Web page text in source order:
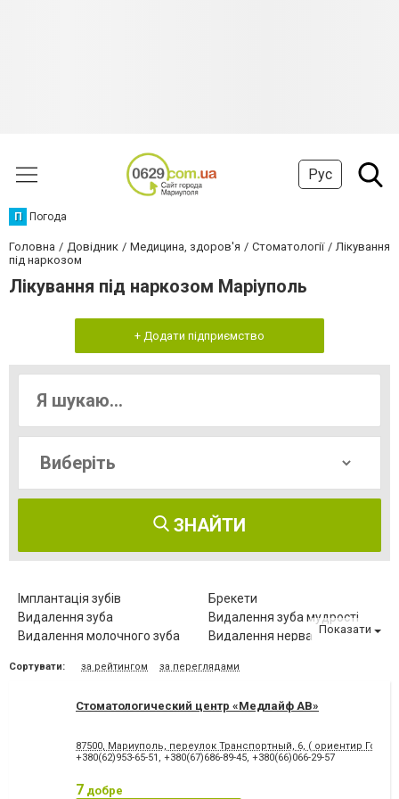
Рус
П Погода
Головна Довідник Медицина, здоров'я Стоматології
Лікування
під наркозом
Лікування під наркозом Маріуполь
+ Додати підприємство
ЗНАЙТИ
Імплантація зубів
Брекети
Видалення зуба
Видалення зуба мудрості
Видалення молочного зуба
Видалення нерва
Відбілювання зубів
Вініри
Діагностика зубів
Елайнери
Зубні протези
Клиновидний дефект зубів
Комп'ютерна томографія
Коронка безметалова
Показати
Сортувати: за рейтингом за переглядами
Стоматологический центр «Медлайф АВ»
87500, Мариуполь, переулок Транспортный, 6, ( ориентир
+380(62)953-65-51 , +380(67)686-89-45, +380(66)066-29-57
7 добре